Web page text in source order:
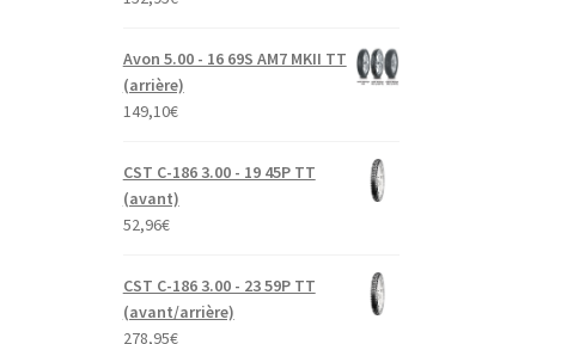
Avon 5.00 - 16 69S AM7 MKII TT
(arrière)
149,10€
CST C-186 3.00 - 19 45P TT
(avant)
52,96€
CST C-186 3.00 - 23 59P TT
(avant/arrière)
278,95€